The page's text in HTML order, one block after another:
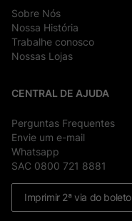
Sobre Nós
Nossa História
Trabalhe conosco
Nossas Lojas
CENTRAL DE AJUDA
Perguntas Frequentes
Envie um e-mail
Whatsapp
SAC 0800 721 8881
Imprimir 2ª via do boleto